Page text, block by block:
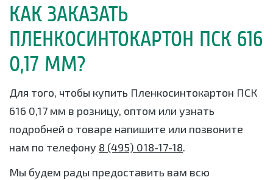
КАК ЗАКАЗАТЬ
ПЛЕНКОСИНТОКАРТОН ПСК 616
0,17 ММ?
Для того, чтобы купить Пленкосинтокартон ПСК
616 0,17 мм в розницу, оптом или узнать
подробней о товаре напишите или позвоните
нам по телефону 8 (495) 018-17-18.
Мы будем рады предоставить вам всю